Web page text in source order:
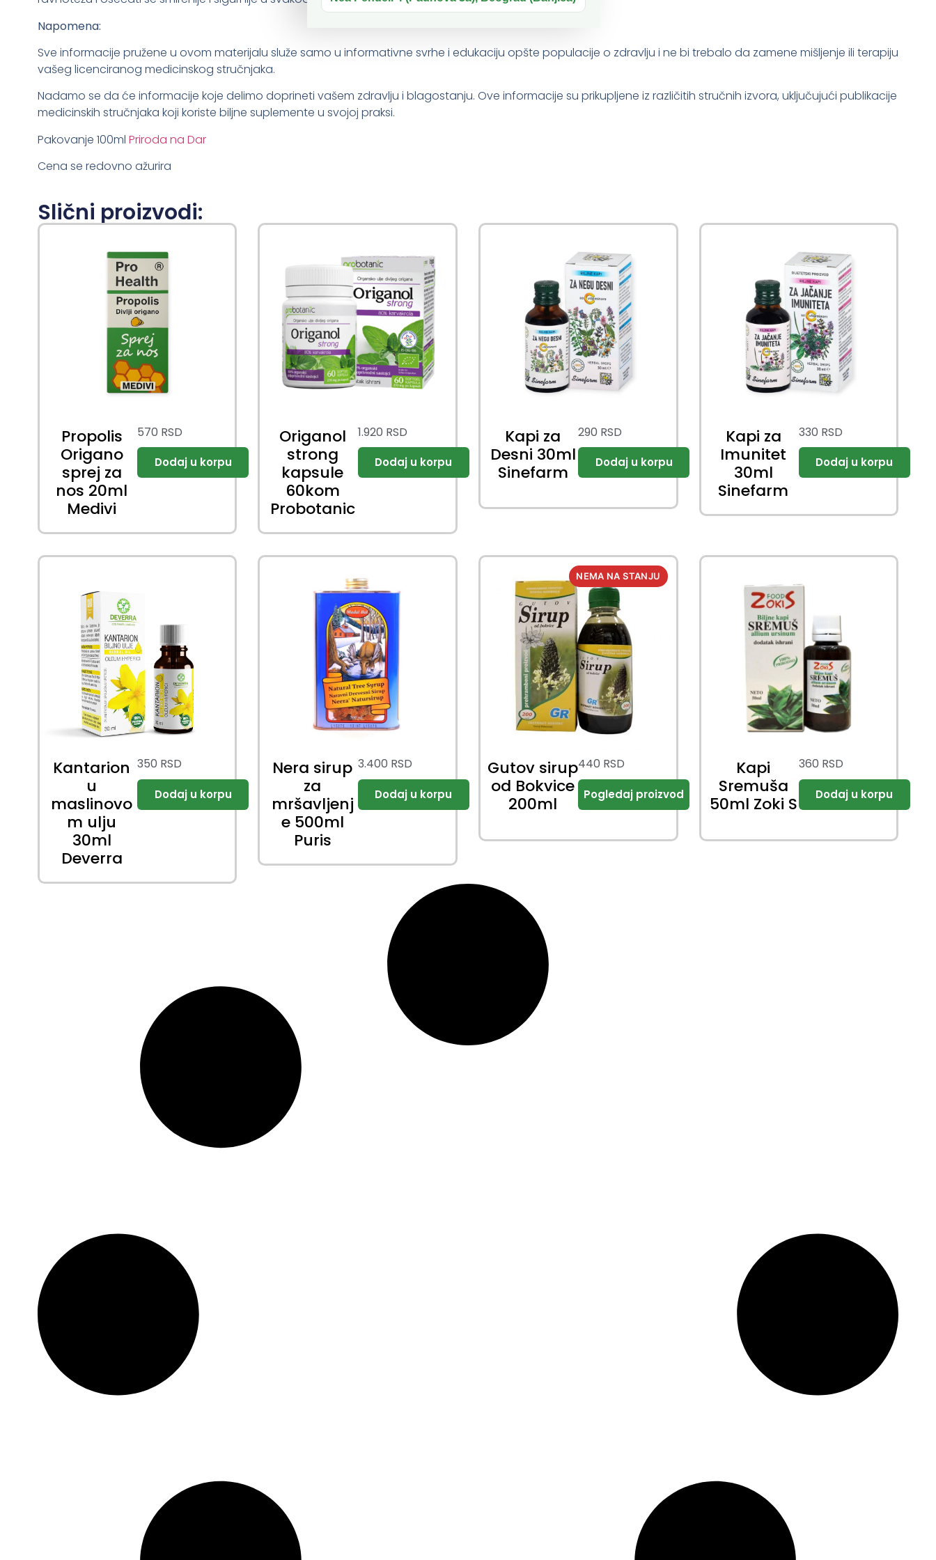
Napomena:
Sve informacije pružene u ovom materijalu služe samo u informativne svrhe i edukaciju opšte populacije o zdravlju i ne bi trebalo da zamene mišljenje ili terapiju
vašeg licenciranog medicinskog stručnjaka.
Nadamo se da će informacije koje delimo doprineti vašem zdravlju i blagostanju. Ove informacije su prikupljene iz različitih stručnih izvora, uključujući publikacije
medicinskih stručnjaka koji koriste biljne suplemente u svojoj praksi.
Pakovanje 100ml Priroda na Dar
Cena se redovno ažurira
Slični proizvodi:
Propolis
Origano
sprej za
nos 20ml
Medivi
570 RSD
Origanol
strong
kapsule
60kom
Probotanic
1.920 RSD
Kapi za
Desni 30ml
Sinefarm
290 RSD
Kapi za
Imunitet
30ml
Sinefarm
330 RSD
Kantarion
u
maslinovo
m ulju
30ml
Deverra
350 RSD
Nera sirup
za
mršavljenj
e 500ml
Puris
3.400 RSD
Gutov sirup
od Bokvice
200ml
440 RSD
Kapi
Sremuša
50ml Zoki S
360 RSD